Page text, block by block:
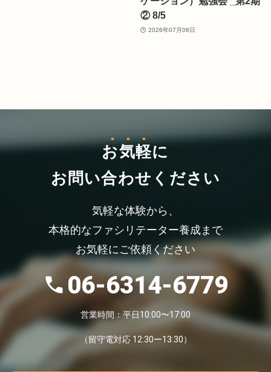
② 8/5
2026年07月08日
お気軽に
お問い合わせください
気軽な体験から、
本格的なファシリテーター養成まで
お気軽にご依頼ください
06-6314-6779
営業時間：平日10:00〜17:00
（留守電対応 12:30ー13:30）